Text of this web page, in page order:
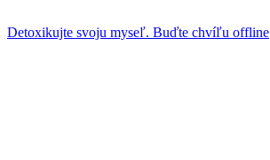
Detoxikujte svoju myseľ. Buďte chvíľu offline